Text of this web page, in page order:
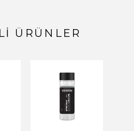
ÜRÜNLER